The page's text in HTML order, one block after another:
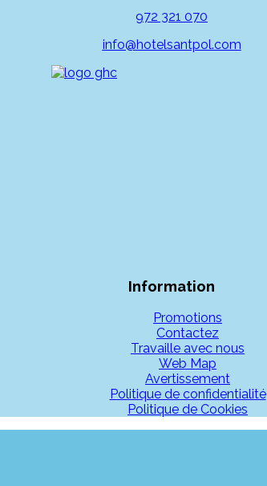
972 321 070
info@hotelsantpol.com
Information
Promotions
Contactez
Travaille avec nous
Web Map
Avertissement
Politique de confidentialité
Politique de Cookies